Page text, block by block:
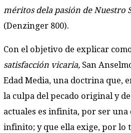
méritos dela pasión de Nuestro
(Denzinger 800).
Con el objetivo de explicar
satisfacción vicaria, San
Edad Media, una doctrina que,
la culpa del pecado original y
actuales es infinita, por ser una
infinito; y que ella exige, por lo